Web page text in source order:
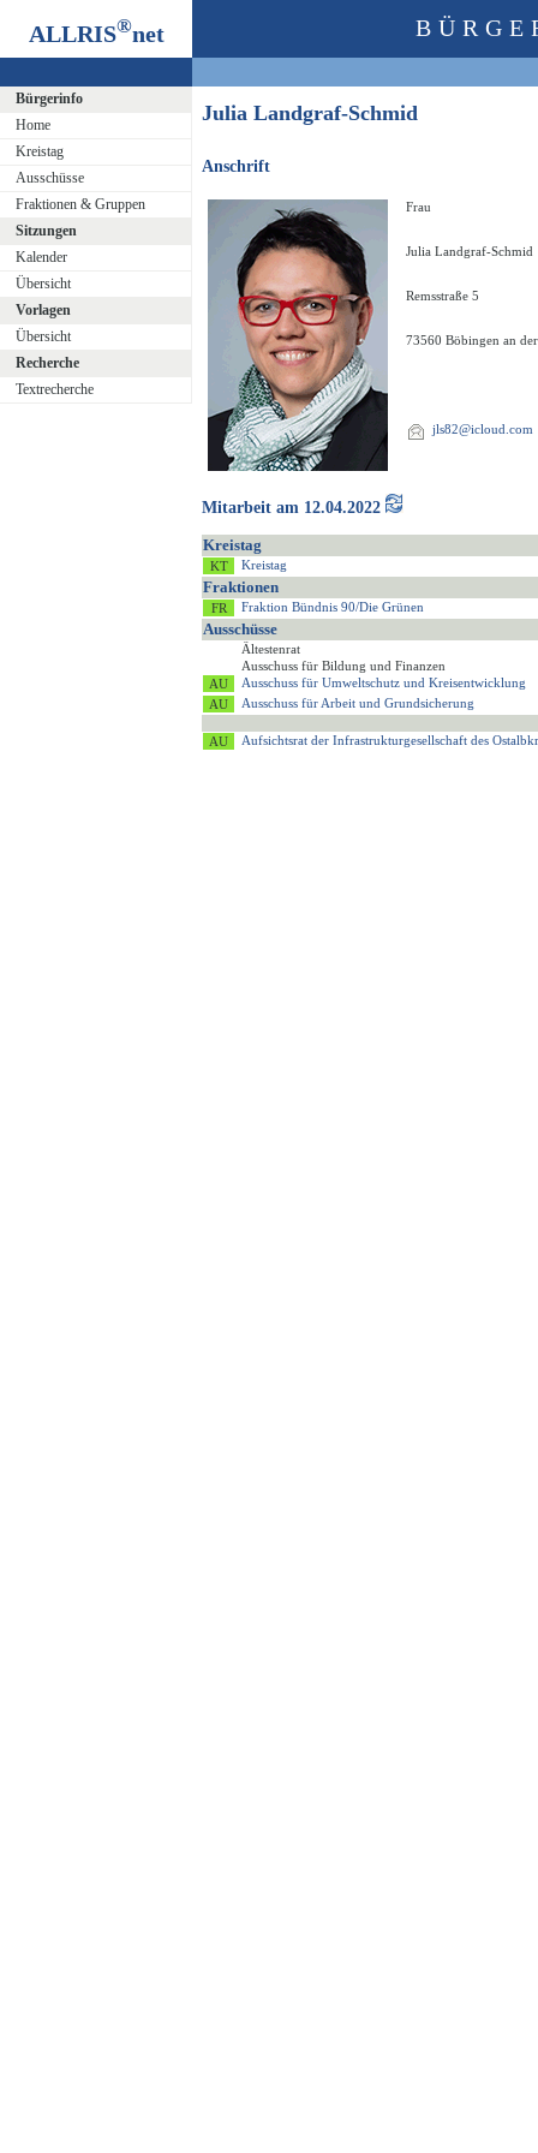
ALLRIS®net
Bürgerinfo
Home
Kreistag
Ausschüsse
Fraktionen & Gruppen
Sitzungen
Kalender
Übersicht
Vorlagen
Übersicht
Recherche
Textrecherche
Julia Landgraf-Schmid
Anschrift
Frau
Julia Landgraf-Schmid
Remsstraße 5
73560 Böbingen an
jls82@icloud.com
Mitarbeit am 12.04.2022
Kreistag
Kreistag
Fraktionen
Fraktion Bündnis 90/Die Grünen
Ausschüsse
Ältestenrat
Ausschuss für Bildung und Finanzen
Ausschuss für Umweltschutz und Kreisentwicklung
Ausschuss für Arbeit und Grundsicherung
Aufsichtsrat der Infrastrukturgesellschaft des